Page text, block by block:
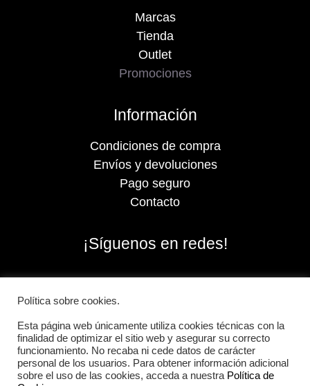
Marcas
Tienda
Outlet
Promociones
Información
Condiciones de compra
Envíos y devoluciones
Pago seguro
Contacto
¡Síguenos en redes!
Política sobre cookies.
Esta página web únicamente utiliza cookies técnicas con la
finalidad de optimizar el sitio web y asegurar su correcto
funcionamiento. No recaba ni cede datos de carácter
personal de los usuarios. Para obtener información adicional
sobre el uso de las cookies, acceda a nuestra Política de